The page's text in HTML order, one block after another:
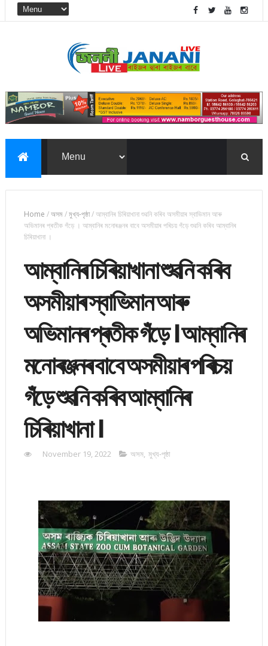
Home /অসম/মুখ্য-পৃষ্ঠা/আম্বানিৰ চিৰিয়াখানা শুৱনি কৰিব অসমীয়াৰ স্বাভিমান আৰু
অভিমানৰ প্ৰতীক গঁড়ে । আম্বানিৰ মনোৰঞ্জনৰ বাবে অসমীয়াৰ পৰিচয় গঁড়ে শুৱনি কৰিব আম্বানিৰ
চিৰিয়াখানা ।
আম্বানিৰ চিৰিয়াখানা শুৱনি কৰিব
অসমীয়াৰ স্বাভিমান আৰু
অভিমানৰ প্ৰতীক গঁড়ে । আম্বানিৰ
মনোৰঞ্জনৰ বাবে অসমীয়াৰ পৰিচয়
গঁড়ে শুৱনি কৰিব আম্বানিৰ
চিৰিয়াখানা ।
November 19, 2022 অসম, মুখ্য-পৃষ্ঠা